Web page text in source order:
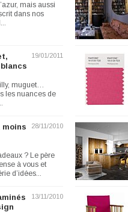
mais aussi
dans nos
19/01/2011
muguet…
les nuances de
28/11/2010
moins
? Le père
à vous et
d’idées...
13/11/2010